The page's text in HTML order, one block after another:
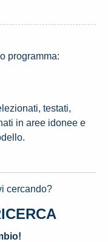
programma:
testati,
in aree idonee e
cercando?